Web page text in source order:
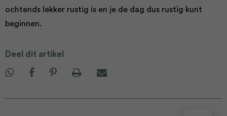
ochtends lekker rustig is en je de dag dus rustig kunt
beginnen.
Deel dit artikel